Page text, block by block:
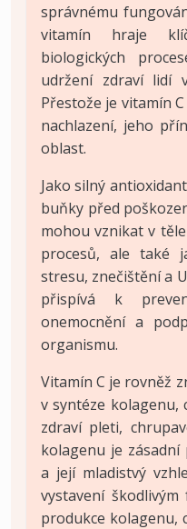
správnému
vitamín hraje
biologických
udržení zdraví lidí
Přestože je vitamín
nachlazení, jeho
oblast.
Jako silný
buňky před
mohou vznikat v
procesů, ale také
stresu, znečištění a
přispívá k
onemocnění a
organismu.
Vitamín C je rovněž
v syntéze
zdraví pleti,
kolagenu je
a její mladistvý
vystavení
produkce kolagenu,